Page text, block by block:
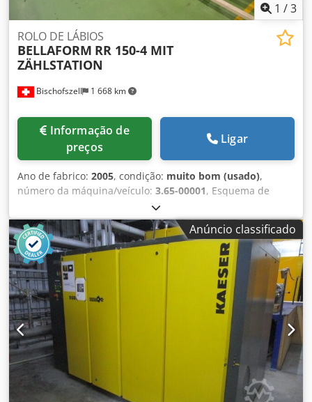
1 /3
Bischofszell 1 668 km
ROLO DE LÁBIOS
BELLAFORM RR 150-4 MIT
ZÄHLSTATION
preços
Ligar
Ano de fabrico: 2005, condição: muito bom (usado),
número da máquina/veículo: 3.65-00001, Esquema de
circuitos n.º: 8.62-00001 Dkjdspr Ut Njpfx Aldsr
Equipamento / outros pormenores: Consiste em: -correia
transportadora de entrada -máquina -estação de
contagem -correia transportadora de saída
Anúncio classificado